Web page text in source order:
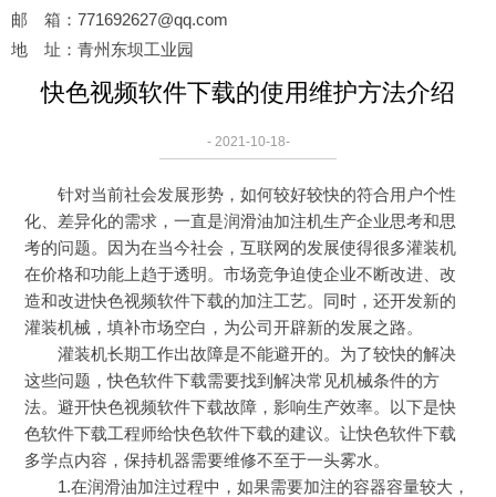
邮 箱：771692627@qq.com
地 址：青州东坝工业园
快色视频软件下载的使用维护方法介绍
- 2021-10-18-
针对当前社会发展形势，如何较好较快的符合用户个性
化、差异化的需求，一直是润滑油加注机生产企业思考和思
考的问题。因为在当今社会，互联网的发展使得很多灌装机
在价格和功能上趋于透明。市场竞争迫使企业不断改进、改
造和改进快色视频软件下载的加注工艺。同时，还开发新的
灌装机械，填补市场空白，为公司开辟新的发展之路。
灌装机长期工作出故障是不能避开的。为了较快的解决
这些问题，快色软件下载需要找到解决常见机械条件的方
法。避开快色视频软件下载故障，影响生产效率。以下是快
色软件下载工程师给快色软件下载的建议。让快色软件下载
多学点内容，保持机器需要维修不至于一头雾水。
1.在润滑油加注过程中，如果需要加注的容器容量较大，